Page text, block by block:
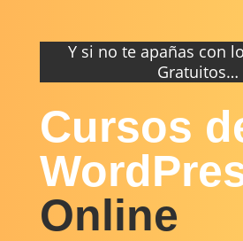
Y si no te apañas con
Gratuitos…
Cursos
Online